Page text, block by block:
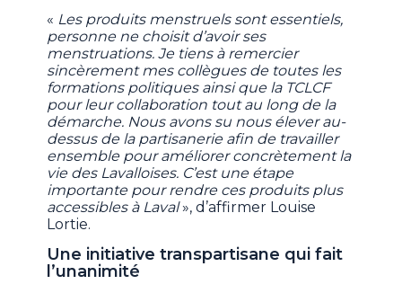
« Les produits menstruels sont essentiels,
personne ne choisit d’avoir ses
menstruations. Je tiens à remercier
sincèrement mes collègues de toutes les
formations politiques ainsi que la TCLCF
pour leur collaboration tout au long de la
démarche. Nous avons su nous élever au-
dessus de la partisanerie afin de travailler
ensemble pour améliorer concrètement la
vie des Lavalloises. C’est une étape
importante pour rendre ces produits plus
accessibles à Laval», d’affirmer Louise
Lortie.
Une initiative transpartisane qui fait
l’unanimité